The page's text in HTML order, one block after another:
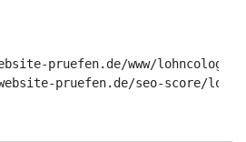
pruefen.de/www/
pruefen.de/seo-score/